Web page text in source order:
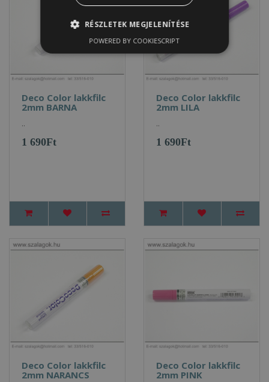
Deco Color lakkfilc
2mm BARNA
..
1 690Ft
Deco Color lakkfilc
2mm LILA
..
1 690Ft
Deco Color lakkfilc
2mm NARANCS
Deco Color lakkfilc
2mm PINK
RÉSZLETEK MEGJELENÍTÉSE
POWERED BY COOKIESCRIPT